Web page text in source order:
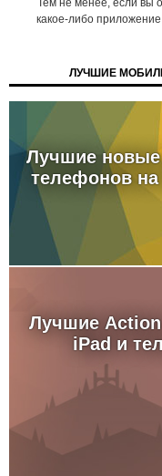
Тем не менее, если вы
какое-либо
ЛУЧШИЕ
Лучшие новые
телефонов
Лучшие
iPad и